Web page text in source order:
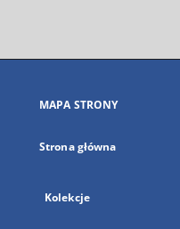
się
karcie
MAPA STRONY
Strona główna
Kolekcje